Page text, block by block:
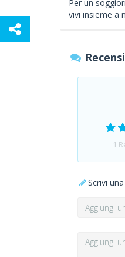
Per un
vivi insieme a
1
Scrivi